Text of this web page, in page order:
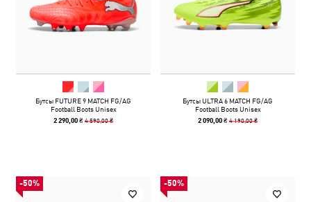
Бутсы FUTURE 9 MATCH FG/AG
Football Boots Unisex
2 290,00 ₴4 590,00 ₴
Бутсы ULTRA 6 MATCH FG/AG
Football Boots Unisex
2 090,00 ₴4 190,00 ₴
-50% -50%